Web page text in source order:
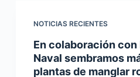
NOTICIAS RECIENTES
En colaboración con
Naval sembramos
plantas de manglar